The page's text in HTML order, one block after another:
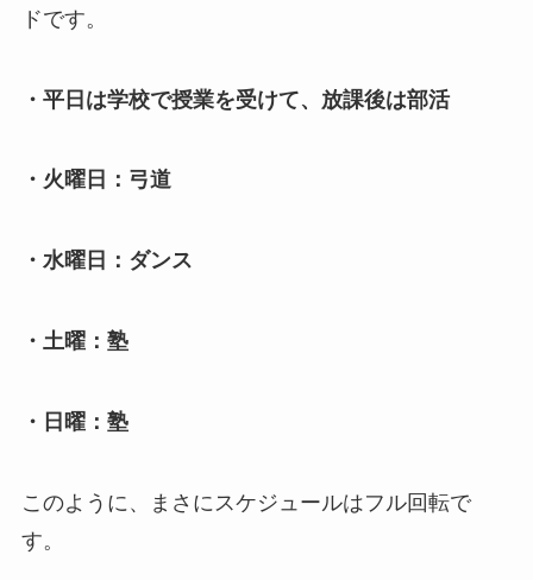
ドです。
・平日は学校で授業を受けて、放課後は部活
・火曜日：弓道
・水曜日：ダンス
・土曜：塾
・日曜：塾
このように、まさにスケジュールはフル回転で
す。